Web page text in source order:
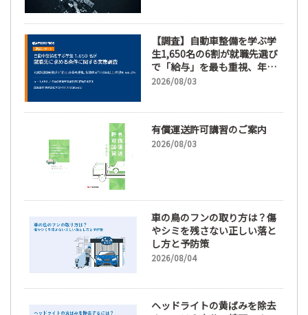
【調査】自動車整備を学ぶ学
生1,650名の6割が就職先選び
で「給与」を最も重視、年間
休日「110日以上」希望も
2026/08/03
有償運送許可講習のご案内
2026/08/03
車の鳥のフンの取り方は？傷
やシミを残さない正しい落と
し方と予防策
2026/08/04
ヘッドライトの黄ばみを除去